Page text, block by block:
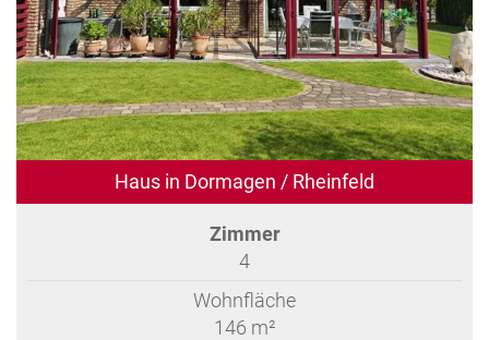
Haus in Dormagen / Rheinfeld
Zimmer
4
Wohnfläche
146 m²